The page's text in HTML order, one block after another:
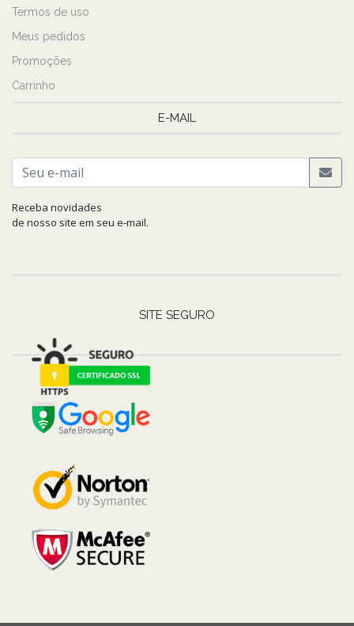
Termos de uso
Meus pedidos
Promoções
Carrinho
E-MAIL
Receba novidades
de nosso site em seu e-mail.
SITE SEGURO